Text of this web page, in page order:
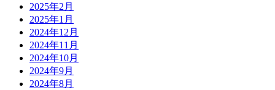
2025年2月
2025年1月
2024年12月
2024年11月
2024年10月
2024年9月
2024年8月